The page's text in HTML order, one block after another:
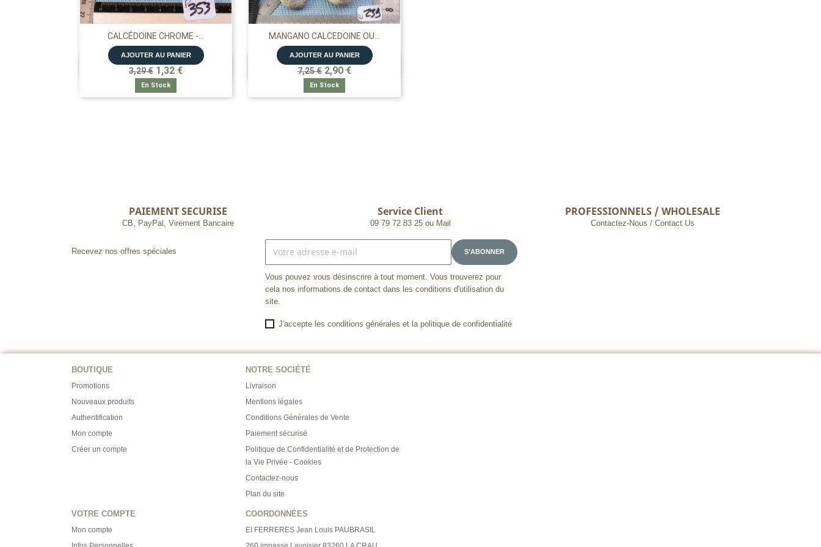
CALCÉDOINE CHROME -...
AJOUTER AU PANIER
3,29 € 1,32 €
En Stock
APERÇU RAPIDE
MANGANO CALCEDOINE OU...
AJOUTER AU PANIER
7,25 € 2,90 €
En Stock
APERÇU RAPIDE
PAIEMENT SECURISE
CB, PayPal, Virement Bancaire
Service Client
09 79 72 83 25 ou Mail
PROFESSIONNELS / WHOLESALE
Contactez-Nous / Contact Us
Recevez nos offres spéciales
Vous pouvez vous désinscrire à tout moment. Vous trouverez pour
cela nos informations de contact dans les conditions d'utilisation du
site.
J'accepte les conditions générales et la politique de confidentialité
BOUTIQUE
Promotions
Nouveaux produits
Authentification
Mon compte
Créer un compte
NOTRE SOCIÉTÉ
Livraison
Mentions légales
Conditions Générales de Vente
Paiement sécurisé
Politique de Confidentialité et de Protection de
la Vie Privée - Cookies
Contactez-nous
Plan du site
VOTRE COMPTE
Mon compte
COORDONNÉES
EI FERRERES Jean Louis PAUBRASIL